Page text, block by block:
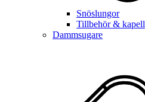
Snöslungor
Tillbehör & kapell
Dammsugare